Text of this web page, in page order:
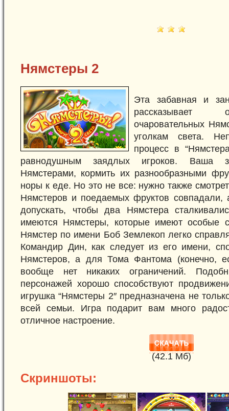
Нямстеры 2
Эта забавная и
рассказывает
очаровательных
уголкам света.
процесс в
равнодушным заядлых игроков. Ваша
Нямстерами, кормить их разнообразными
норы к еде. Но это не все: нужно также
Нямстеров и поедаемых фруктов совпадали,
допускать, чтобы два Нямстера
имеются Нямстеры, которые имеют особые
Нямстер по имени Боб Землекоп легко
Командир Дин, как следует из его имени,
Нямстеров, а для Тома Фантома (конечно,
вообще нет никаких ограничений.
персонажей хорошо способствуют
игрушка “Нямстеры 2″ предназначена не
всей семьи. Игра подарит вам много
отличное настроение.
(42.1 Mб)
Скриншоты: